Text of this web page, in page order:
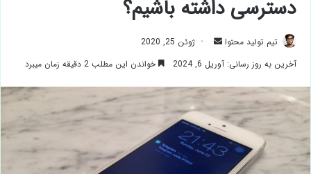
دسترسی داشته باشیم؟
تیم تولید محتوا
ارسال
ایمیل
ژوئن 25, 2020
آخرین به روز رسانی: آوریل 6, 2024
خواندن این مطلب 2 دقیقه زمان میبرد